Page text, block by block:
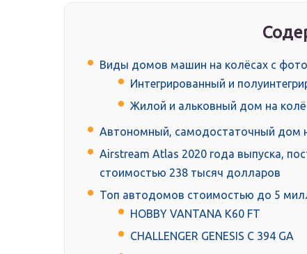
Виды домов машин на колёсах с
Интегрированный и
Жилой и альковный дом на
Автономный, самодостаточный дом
Airstream Atlas 2020 года выпуска,
стоимостью 238 тысяч долларов
Топ автодомов стоимостью до 5
HOBBY VANTANA K60 FT
CHALLENGER GENESIS C 394 GA